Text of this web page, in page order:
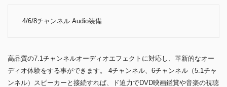
4/6/8チャンネル Audio装備
高品質の7.1チャンネルオーディオエフェクトに対応し、革新的なオー
ディオ体験をする事ができます。 4チャンネル、6チャンネル（5.1チャ
ンネル）スピーカーと接続すれば、ド迫力でDVD映画鑑賞や音楽の視聴